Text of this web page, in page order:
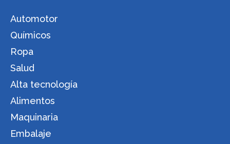
Automotor
Químicos
Ropa
Salud
Alta tecnología
Alimentos
Maquinaria
Embalaje